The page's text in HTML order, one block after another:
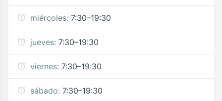
miércoles: 7:30–19:30
jueves: 7:30–19:30
viernes: 7:30–19:30
sábado: 7:30–19:30